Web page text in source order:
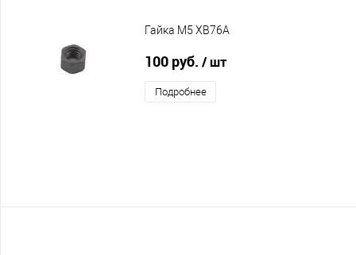
Гайка M5 XB76A
100 руб. / шт
Подробнее